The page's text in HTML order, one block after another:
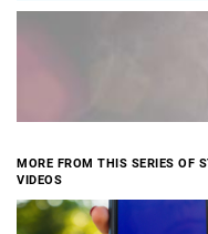
MORE FROM THIS SERIES OF
VIDEOS